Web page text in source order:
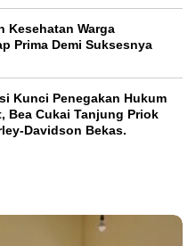
Kesehatan Warga
Prima Demi Suksesnya
Kunci Penegakan Hukum
Bea Cukai Tanjung Priok
Davidson Bekas.